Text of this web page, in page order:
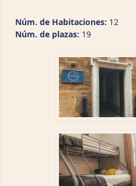
Núm. de Habitaciones: 12
Núm. de plazas: 19